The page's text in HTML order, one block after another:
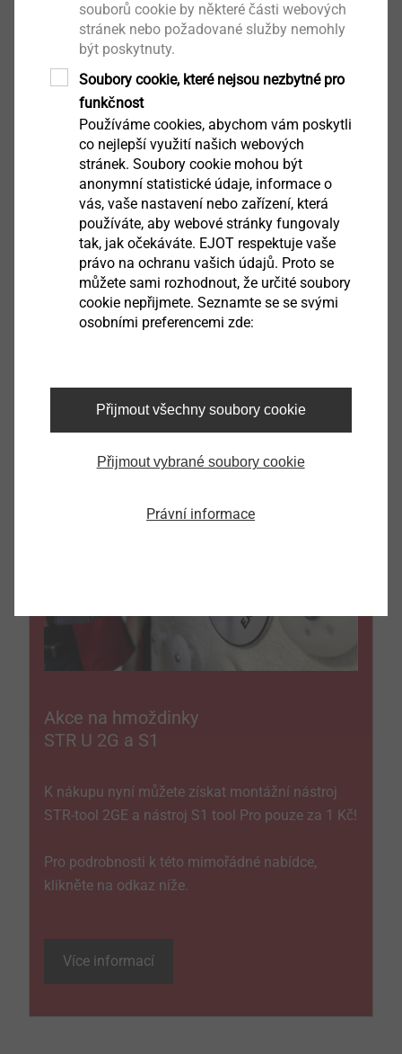
Jsme tady pro Vás, abychom Vám doporučili
vhodné montážní nástroje nebo v případě dotazů.
Kontakty stavebního upevňování
Prostudujte si i další odborné rady a
tipy odborníků na ETICS.
Vykreslování hmoždinek
Upevňování lehkých a středně těžkých prvků
Upevňování těžkých a staticky významných
prvků
Akce na hmoždinky
STR U 2G a S1
K nákupu nyní můžete získat montážní nástroj
STR-tool 2GE a nástroj S1 tool Pro pouze za 1 Kč!
Pro podrobnosti k této mimořádné nabídce,
klikněte na odkaz níže.
Více informací
souborů cookie by některé části webových
stránek nebo požadované služby nemohly
být poskytnuty.
Soubory cookie, které nejsou nezbytné pro
funkčnost
Používáme cookies, abychom vám poskytli
co nejlepší využití našich webových
stránek. Soubory cookie mohou být
anonymní statistické údaje, informace o
vás, vaše nastavení nebo zařízení, která
používáte, aby webové stránky fungovaly
tak, jak očekáváte. EJOT respektuje vaše
právo na ochranu vašich údajů. Proto se
můžete sami rozhodnout, že určité soubory
cookie nepřijmete. Seznamte se se svými
osobními preferencemi zde:
Přijmout všechny soubory cookie
Přijmout vybrané soubory cookie
Právní informace